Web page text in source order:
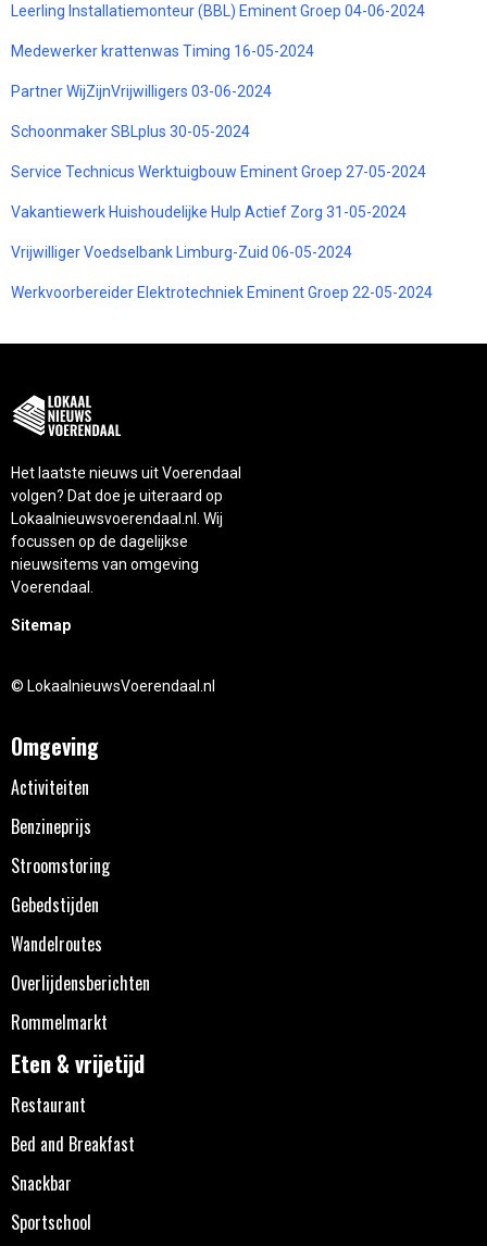
Leerling Installatiemonteur (BBL) Eminent Groep 04-06-2024
Medewerker krattenwas Timing 16-05-2024
Partner WijZijnVrijwilligers 03-06-2024
Schoonmaker SBLplus 30-05-2024
Service Technicus Werktuigbouw Eminent Groep 27-05-2024
Vakantiewerk Huishoudelijke Hulp Actief Zorg 31-05-2024
Vrijwilliger Voedselbank Limburg-Zuid 06-05-2024
Werkvoorbereider Elektrotechniek Eminent Groep 22-05-2024
Het laatste nieuws uit Voerendaal
volgen? Dat doe je uiteraard op
Lokaalnieuwsvoerendaal.nl. Wij
focussen op de dagelijkse
nieuwsitems van omgeving
Voerendaal.
Sitemap
© LokaalnieuwsVoerendaal.nl
Omgeving
Activiteiten
Benzineprijs
Stroomstoring
Gebedstijden
Wandelroutes
Overlijdensberichten
Rommelmarkt
Eten & vrijetijd
Restaurant
Bed and Breakfast
Snackbar
Sportschool